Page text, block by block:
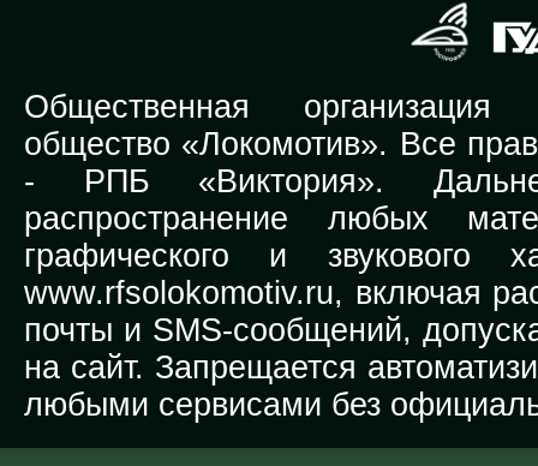
Общественная организация
общество «Локомотив». Все
- РПБ «Виктория».
распространение любых
графического и звукового
www.rfsolokomotiv.ru, включая
почты и SMS-сообщений,
на сайт. Запрещается
любыми сервисами без